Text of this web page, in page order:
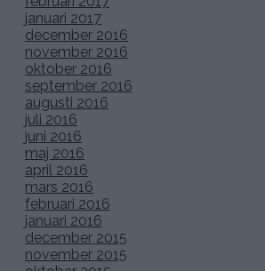
januari 2017
december 2016
november 2016
oktober 2016
september 2016
augusti 2016
juli 2016
juni 2016
maj 2016
april 2016
mars 2016
februari 2016
januari 2016
december 2015
november 2015